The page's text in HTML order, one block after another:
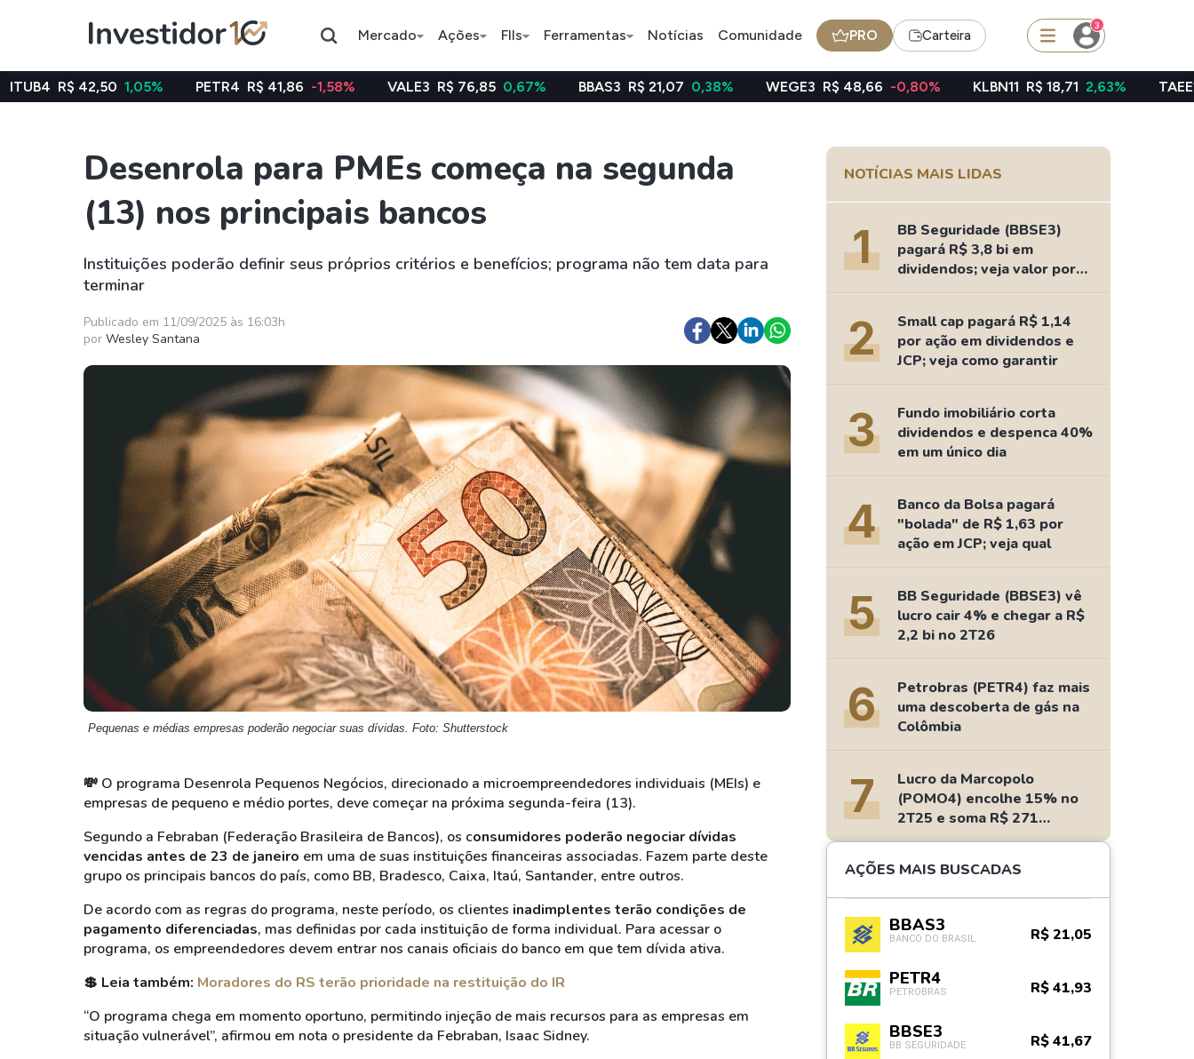
Mercado Ações FIIs Ferramentas Notícias Comunidade PRO Carteira
3
Assuntos do momento
Índice
Ibovespa
Commodity
Petróleo
Índice
Selic SpaceX
Ações
Taesa
Itausa
XPML11
HGLG11
XPLG11
KNRI11
KNCR11
Ver todos
SMAL11
HASH11
GOLD11
XINA11
Ver todos
Amazon
Google
Meta
Coca-Cola
Ver todos
Criptomoedas
Bitcoin
Ethereum
Binance Coin - BNB
Dogecoin
Solana
Cardano
Ideias
Agenda de Dividendos
Radar do Dividendo Inteligente
As Ações Mais Buscadas
Guia do Iniciante
1,05% PETR4 R$ 41,86 -1,58% VALE3 R$ 76,85 0,67% BBAS3 R$ 21,07 0,38% WEGE3 R$ 48,66 -0,80% KLBN11 R$ 18,71 2,63% TAEE11 R$ 40,06
Desenrola para PMEs começa na segunda
(13) nos principais bancos
Instituições poderão definir seus próprios critérios e benefícios; programa não tem data para
terminar
Publicado em 11/09/2025 às 16:03h
por Wesley Santana
Pequenas e médias empresas poderão negociar suas dívidas. Foto: Shutterstock
💸 O programa Desenrola Pequenos Negócios, direcionado a microempreendedores individuais (MEIs) e
empresas de pequeno e médio portes, deve começar na próxima segunda-feira (13).
Segundo a Febraban (Federação Brasileira de Bancos), os consumidores poderão negociar dívidas
vencidas antes de 23 de janeiro em uma de suas instituições financeiras associadas. Fazem parte deste
grupo os principais bancos do país, como BB, Bradesco, Caixa, Itaú, Santander, entre outros.
De acordo com as regras do programa, neste período, os clientes inadimplentes terão condições de
pagamento diferenciadas, mas definidas por cada instituição de forma individual. Para acessar o
programa, os empreendedores devem entrar nos canais oficiais do banco em que tem dívida ativa.
💲 Leia também: Moradores do RS terão prioridade na restituição do IR
“O programa chega em momento oportuno, permitindo injeção de mais recursos para as empresas em
situação vulnerável”, afirmou em nota o presidente da Febraban, Isaac Sidney.
NOTÍCIAS MAIS LIDAS
1
BB Seguridade (BBSE3)
pagará R$ 3,8 bi em
dividendos; veja valor por
ação
2
Small cap pagará R$ 1,14
por ação em dividendos e
JCP; veja como garantir
3
Fundo imobiliário corta
dividendos e despenca 40%
em um único dia
4
Banco da Bolsa pagará
"bolada" de R$ 1,63 por
ação em JCP; veja qual
5
BB Seguridade (BBSE3) vê
lucro cair 4% e chegar a R$
2,2 bi no 2T26
6
Petrobras (PETR4) faz mais
uma descoberta de gás na
Colômbia
7
Lucro da Marcopolo
(POMO4) encolhe 15% no
2T25 e soma R$ 271
milhões
AÇÕES MAIS BUSCADAS
BBAS3
BANCO DO BRASIL R$ 21,05
PETR4
PETROBRAS R$ 41,93
BBSE3
BB SEGURIDADE R$ 41,67